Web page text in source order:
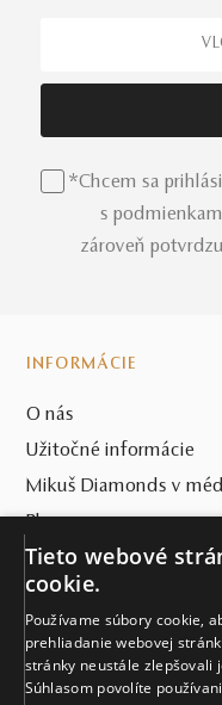
*Chcem sa
s
zároveň
INFORMÁCIE
O nás
Užitočné informácie
Mikuš Diamonds v
Blog
SVET MIKUŠ
VŠETKO O NÁKUPE
KONTAKT
Tieto webové
cookie.
Používame súbory cookie,
prehliadanie webovej
stránky neustále zlepšovali
Súhlasom povolíte